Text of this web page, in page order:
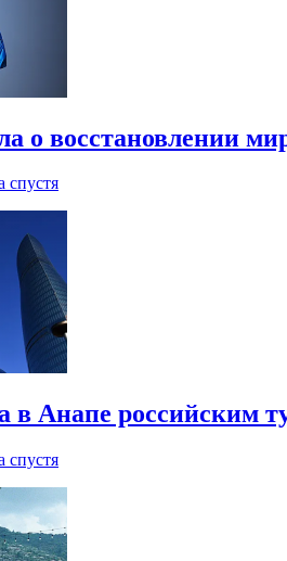
о восстановлении
спустя
в Анапе российским
спустя